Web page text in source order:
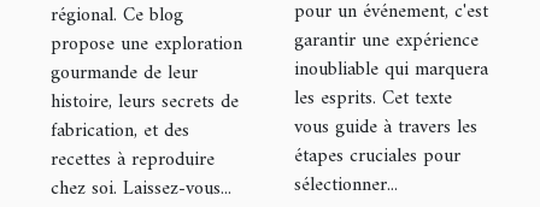
régional. Ce blog
propose une exploration
gourmande de leur
histoire, leurs secrets de
fabrication, et des
recettes à reproduire
chez soi. Laissez-vous...
pour un événement, c'est
garantir une expérience
inoubliable qui marquera
les esprits. Cet texte
vous guide à travers les
étapes cruciales pour
sélectionner...